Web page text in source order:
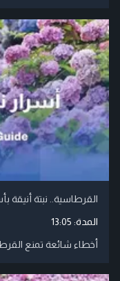
القرطاسية.. نبتة أنيقة
المدة: 13:05
أخطاء شائعة تمنع